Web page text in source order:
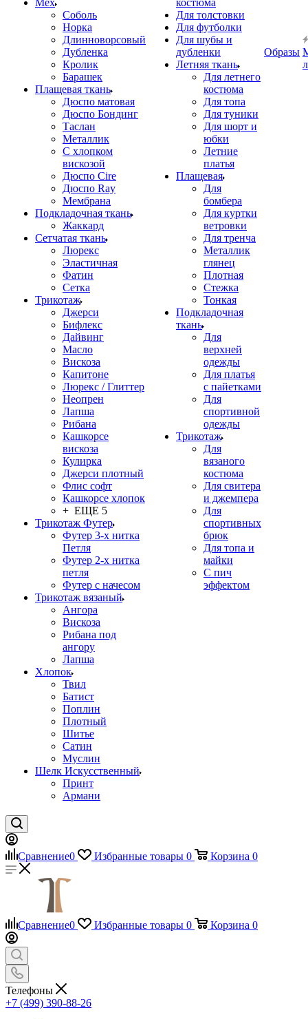
Мех
Соболь
Норка
Длинноворсовый
Дубленка
Кролик
Барашек
Плащевая ткань
Дюспо матовая
Дюспо Бондинг
Таслан
Металлик
С хлопком
вискозой
Дюспо Cire
Дюспо Ray
Мембрана
Подкладочная ткань
Жаккард
Сетчатая ткань
Люрекс
Эластичная
Фатин
Сетка
Трикотаж
Джерси
Бифлекс
Дайвинг
Масло
Вискоза
Капитоне
Люрекс / Глиттер
Неопрен
Лапша
Рибана
Кашкорсе
вискоза
Кулирка
Джерси плотный
Флис софт
Кашкорсе хлопок
+ ЕЩЕ 5
Трикотаж Футер
Футер 3-х нитка
Петля
Футер 2-х нитка
петля
Футер с начесом
Трикотаж вязаный
Ангора
Вискоза
Рибана под
ангору
Лапша
Хлопок
Твил
Батист
Поплин
Плотный
Шитье
Сатин
Муслин
Шелк Искусственный
Принт
Армани
костюма
Для толстовки
Для футболки
Для шубы и
дубленки
Летняя ткань
Для летнего
костюма
Для топа
Для туники
Для шорт и
юбки
Летние
платья
Плащевая
Для
бомбера
Для куртки
ветровки
Для тренча
Металлик
глянец
Плотная
Стежка
Тонкая
Подкладочная
ткань
Для
верхней
одежды
Для платья
с пайетками
Для
спортивной
одежды
Трикотаж
Для
вязаного
костюма
Для свитера
и джемпера
Для
спортивных
брюк
Для топа и
майки
С пич
эффектом
Образы
Сравнение0 Избранные товары 0 Корзина 0
Сравнение0 Избранные товары 0 Корзина 0
Телефоны
+7 (499) 390-88-26